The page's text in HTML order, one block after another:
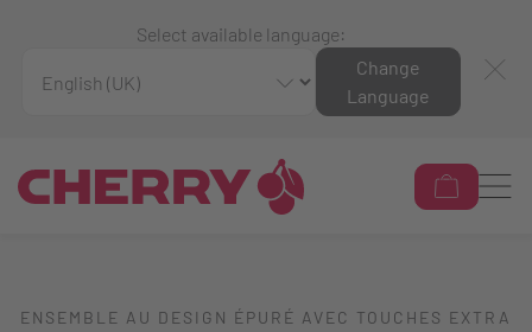
Select available language:
Change
Language
ENSEMBLE AU DESIGN ÉPURÉ AVEC TOUCHES EXTRA